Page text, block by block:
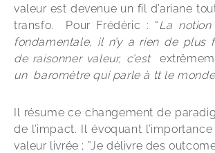
valeur est devenue un fil d’ariane
transfo.  Pour Frédéric : “La
fondamentale, il n’y a rien de plus
de raisonner valeur, c’est
un  baromètre qui parle à tt le
Il résume ce changement de
de l’impact. Il évoquant
valeur livrée ; ”Je délivre des